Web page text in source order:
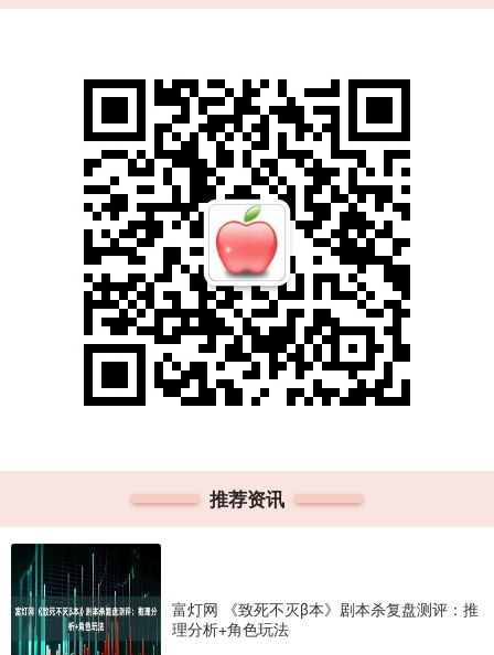
推荐资讯
富灯网 《致死不灭β本》剧本杀复盘测评：推
理分析+角色玩法